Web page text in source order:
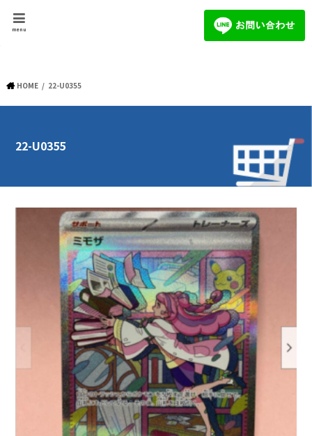
menu
HOME 22-U0355
22-U0355